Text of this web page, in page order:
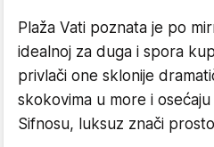
Plaža Vati poznata je po
idealnoj za duga i spora
privlači one sklonije
skokovima u more i
Sifnosu, luksuz znači